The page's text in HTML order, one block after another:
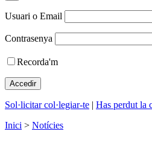
Usuari o Email
Contrasenya
Recorda'm
Sol·licitar col·legiar-te | Has perdut la
Inici > Notícies